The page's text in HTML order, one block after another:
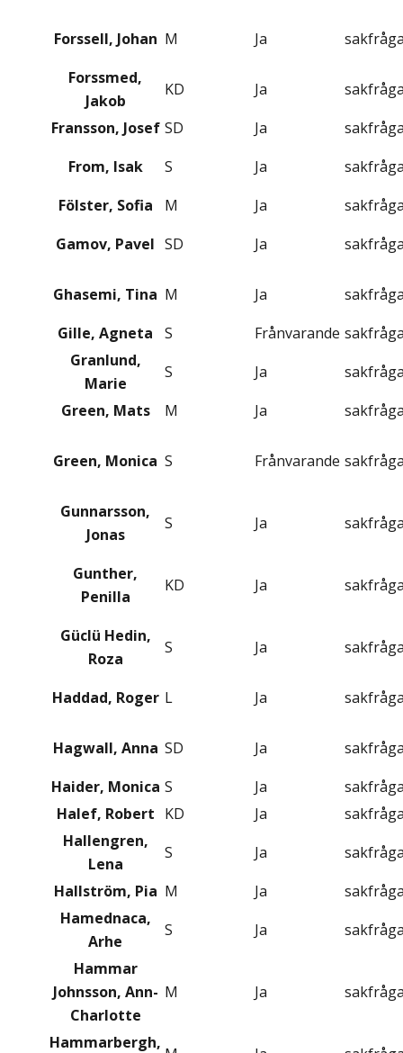
Forssell, Johan M Ja
Forssmed,
Jakob
KD Ja
Fransson, Josef SD Ja
From, Isak
S Ja
Fölster, Sofia
M Ja
Gamov, Pavel SD Ja
Ghasemi, Tina M Ja
Gille, Agneta
S Frånvarande
Granlund,
Marie
S Ja
Green, Mats
M Ja
Green, Monica S Frånvarande
Gunnarsson,
Jonas
S Ja
Gunther,
Penilla
KD Ja
Güclü Hedin,
Roza
S Ja
Haddad, Roger L Ja
Hagwall, Anna SD Ja
Haider, Monica S Ja
Halef, Robert KD Ja
Hallengren,
Lena
S Ja
Hallström, Pia M Ja
Hamednaca,
Arhe
S Ja
Hammar
Johnsson, Ann-
Charlotte
M Ja
Hammarbergh,